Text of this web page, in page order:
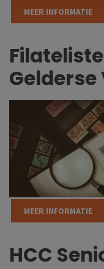
MEER INFORMATIE
Gelderse
MEER INFORMATIE
HCC